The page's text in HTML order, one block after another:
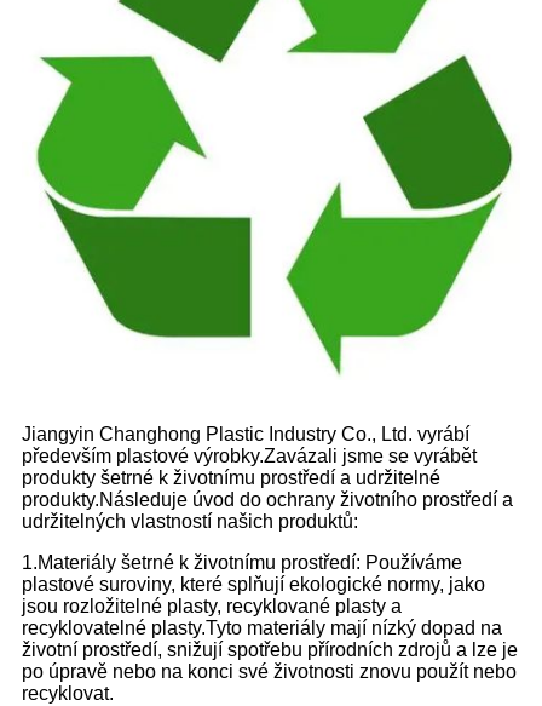
Jiangyin Changhong Plastic Industry Co., Ltd. vyrábí
především plastové výrobky.Zavázali jsme se vyrábět
produkty šetrné k životnímu prostředí a udržitelné
produkty.Následuje úvod do ochrany životního prostředí a
udržitelných vlastností našich produktů:
1.Materiály šetrné k životnímu prostředí: Používáme
plastové suroviny, které splňují ekologické normy, jako
jsou rozložitelné plasty, recyklované plasty a
recyklovatelné plasty.Tyto materiály mají nízký dopad na
životní prostředí, snižují spotřebu přírodních zdrojů a lze je
po úpravě nebo na konci své životnosti znovu použít nebo
recyklovat.